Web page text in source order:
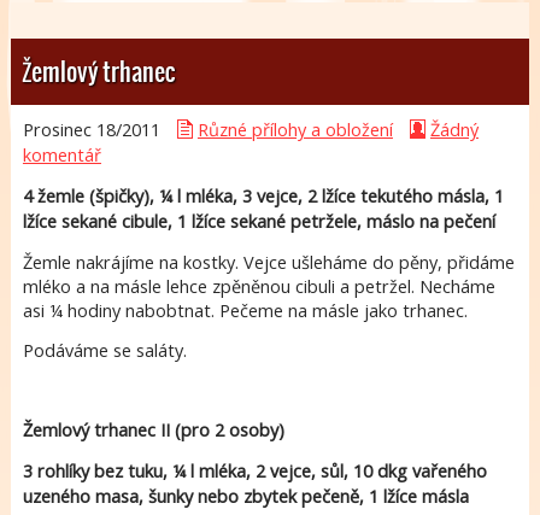
Žemlový trhanec
Prosinec 18/2011 Různé přílohy a obložení
Žádný
komentář
4 žemle (špičky), ¼ l mléka, 3 vejce, 2 lžíce tekutého másla, 1
lžíce sekané cibule, 1 lžíce sekané petržele, máslo na pečení
Žemle nakrájíme na kostky. Vejce ušleháme do pěny, přidáme
mléko a na másle lehce zpěněnou cibuli a petržel. Necháme
asi ¼ hodiny nabobtnat. Pečeme na másle jako trhanec.
Podáváme se saláty.
Žemlový trhanec II (pro 2 osoby)
3 rohlíky bez tuku, ¼ l mléka, 2 vejce, sůl, 10 dkg vařeného
uzeného masa, šunky nebo zbytek pečeně, 1 lžíce másla